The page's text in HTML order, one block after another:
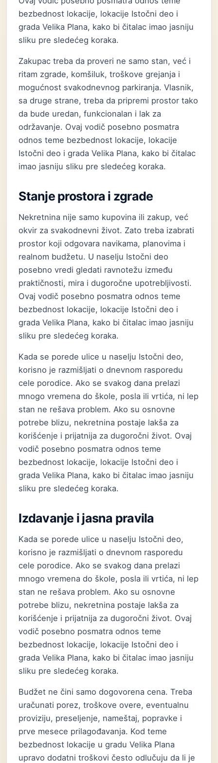
bezbednost lokacije, lokacije Istočni deo i
grada Velika Plana, kako bi čitalac imao jasniju
sliku pre sledećeg koraka.
Zakupac treba da proveri ne samo stan, već i
ritam zgrade, komšiluk, troškove grejanja i
mogućnost svakodnevnog parkiranja. Vlasnik,
sa druge strane, treba da pripremi prostor tako
da bude uredan, funkcionalan i lak za
održavanje. Ovaj vodič posebno posmatra
odnos teme bezbednost lokacije, lokacije
Istočni deo i grada Velika Plana, kako bi čitalac
imao jasniju sliku pre sledećeg koraka.
Stanje prostora i zgrade
Nekretnina nije samo kupovina ili zakup, već
okvir za svakodnevni život. Zato treba izabrati
prostor koji odgovara navikama, planovima i
realnom budžetu. U naselju Istočni deo
posebno vredi gledati ravnotežu između
praktičnosti, mira i dugoročne upotrebljivosti.
Ovaj vodič posebno posmatra odnos teme
bezbednost lokacije, lokacije Istočni deo i
grada Velika Plana, kako bi čitalac imao jasniju
sliku pre sledećeg koraka.
Kada se porede ulice u naselju Istočni deo,
korisno je razmišljati o dnevnom rasporedu
cele porodice. Ako se svakog dana prelazi
mnogo vremena do škole, posla ili vrtića, ni lep
stan ne rešava problem. Ako su osnovne
potrebe blizu, nekretnina postaje lakša za
korišćenje i prijatnija za dugoročni život. Ovaj
vodič posebno posmatra odnos teme
bezbednost lokacije, lokacije Istočni deo i
grada Velika Plana, kako bi čitalac imao jasniju
sliku pre sledećeg koraka.
Izdavanje i jasna pravila
Kada se porede ulice u naselju Istočni deo,
korisno je razmišljati o dnevnom rasporedu
cele porodice. Ako se svakog dana prelazi
mnogo vremena do škole, posla ili vrtića, ni lep
stan ne rešava problem. Ako su osnovne
potrebe blizu, nekretnina postaje lakša za
korišćenje i prijatnija za dugoročni život. Ovaj
vodič posebno posmatra odnos teme
bezbednost lokacije, lokacije Istočni deo i
grada Velika Plana, kako bi čitalac imao jasniju
sliku pre sledećeg koraka.
Budžet ne čini samo dogovorena cena. Treba
uračunati porez, troškove overe, eventualnu
proviziju, preseljenje, nameštaj, popravke i
prve mesece prilagođavanja. Kod teme
bezbednost lokacije u gradu Velika Plana
upravo dodatni troškovi često odlučuju da li je